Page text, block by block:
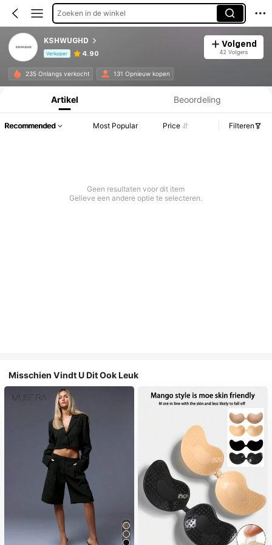
Zoeken in de winkel
KSHWUGHD
Verkoper 4.90
Volgend
42 Volgers
235 Onlangs verkocht 131 Opnieuw kopen
Productinformatie: Prijsopenbaring, Verkoop- en Voorraadgegevens.
Artikel Beoordeling
Recommended Most Popular Price Filteren
Geen resultaten voor dit item
Gelieve een andere optie te selecteren.
Misschien Vindt U Dit Ook Leuk